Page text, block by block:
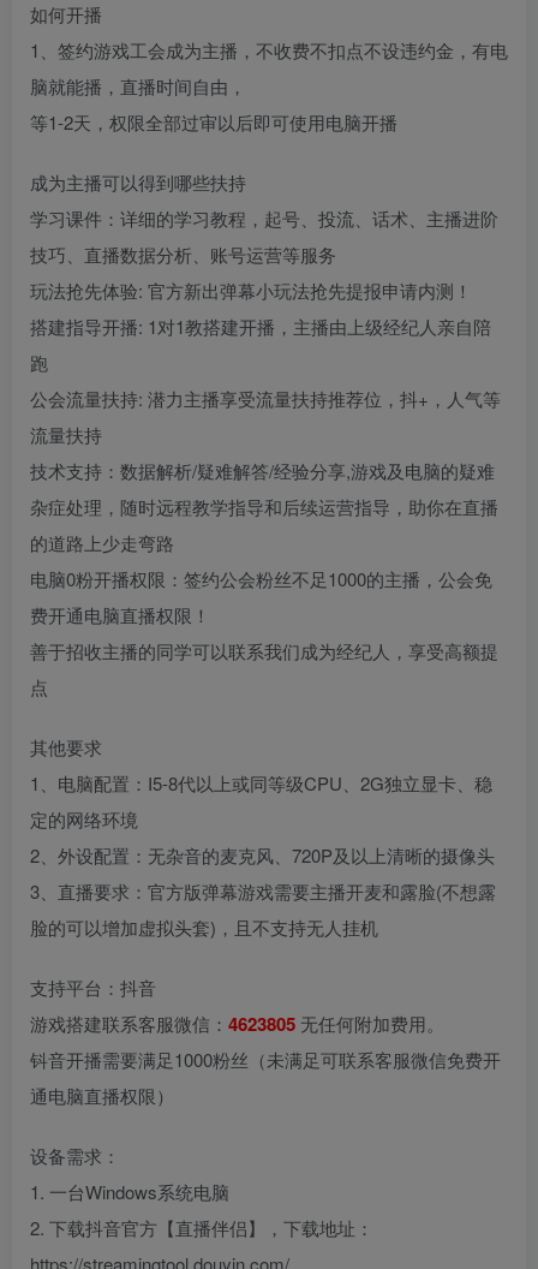
如何开播
1、签约游戏工会成为主播，不收费不扣点不设违约金，有电
脑就能播，直播时间自由，
等1-2天，权限全部过审以后即可使用电脑开播
成为主播可以得到哪些扶持
学习课件：详细的学习教程，起号、投流、话术、主播进阶
技巧、直播数据分析、账号运营等服务
玩法抢先体验: 官方新出弹幕小玩法抢先提报申请内测！
搭建指导开播: 1对1教搭建开播，主播由上级经纪人亲自陪
跑
公会流量扶持: 潜力主播享受流量扶持推荐位，抖+，人气等
流量扶持
技术支持：数据解析/疑难解答/经验分享,游戏及电脑的疑难
杂症处理，随时远程教学指导和后续运营指导，助你在直播
的道路上少走弯路
电脑0粉开播权限：签约公会粉丝不足1000的主播，公会免
费开通电脑直播权限！
善于招收主播的同学可以联系我们成为经纪人，享受高额提
点
其他要求
1、电脑配置：I5-8代以上或同等级CPU、2G独立显卡、稳
定的网络环境
2、外设配置：无杂音的麦克风、720P及以上清晰的摄像头
3、直播要求：官方版弹幕游戏需要主播开麦和露脸(不想露
脸的可以增加虚拟头套)，且不支持无人挂机
支持平台：抖音
游戏搭建联系客服微信： 4623805 无任何附加费用。
钭音开播需要满足1000粉丝（未满足可联系客服微信免费开
通电脑直播权限）
设备需求：
1. 一台Windows系统电脑
2. 下载抖音官方【直播伴侣】，下载地址：
https://streamingtool.douyin.com/